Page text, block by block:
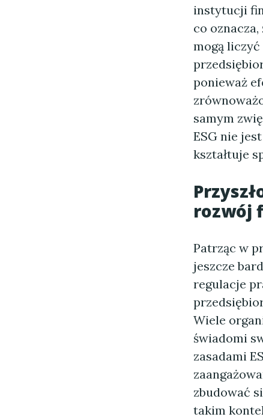
instytucji
co
mogą
ponieważ
samym
ESG nie
kształtuje
rozwój
Patrząc w
jeszcze
regulacje
Wiele
świadomi
zasadami
zbudować
takim